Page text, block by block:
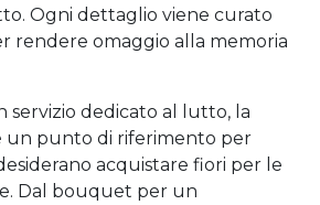
Ogni dettaglio viene curato
rendere omaggio alla memoria
servizio dedicato al lutto, la
un punto di riferimento per
acquistare fiori per le
Dal bouquet per un